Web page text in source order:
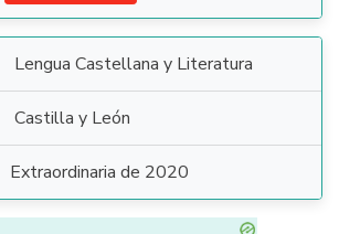
Lengua Castellana y Literatura
Castilla y León
Extraordinaria de 2020